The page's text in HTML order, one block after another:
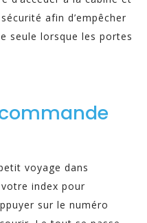
afin d’empêcher
seule lorsque les portes
voyage dans
index pour
sur le numéro